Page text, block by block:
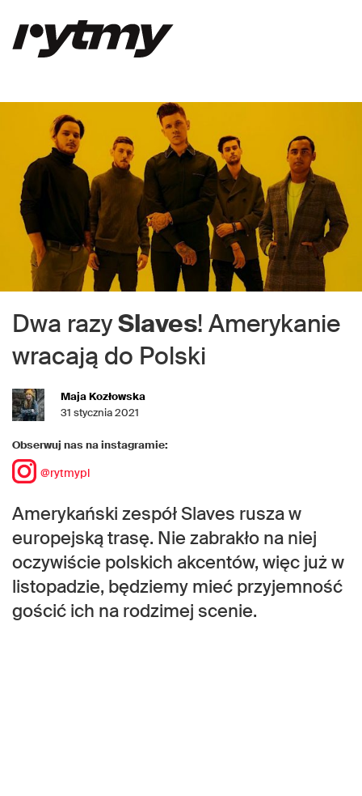
Dwa razySlaves! Amerykanie
wracają do Polski
Maja Kozłowska
31 stycznia 2021
Obserwuj nas na instagramie:
@rytmypl
Amerykański zespół Slaves rusza w
europejską trasę. Nie zabrakło na niej
oczywiście polskich akcentów, więc już w
listopadzie, będziemy mieć przyjemność
gościć ich na rodzimej scenie.